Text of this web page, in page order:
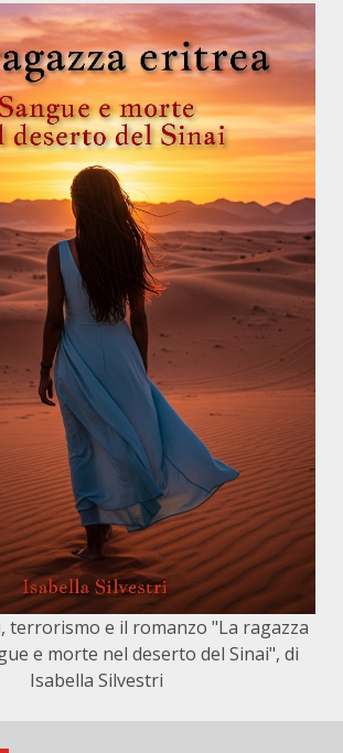
terrorismo e il romanzo "La ragazza
e morte nel deserto del Sinai", di
Isabella Silvestri